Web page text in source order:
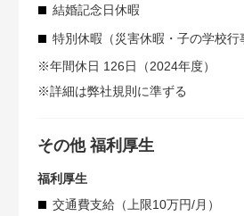
結婚記念日休暇
特別休暇（災害休暇・子の学校行
※年間休日 126日（2024年度）
※詳細は弊社規則に準ずる
その他 福利厚生
福利厚生
交通費支給（上限10万円/月）